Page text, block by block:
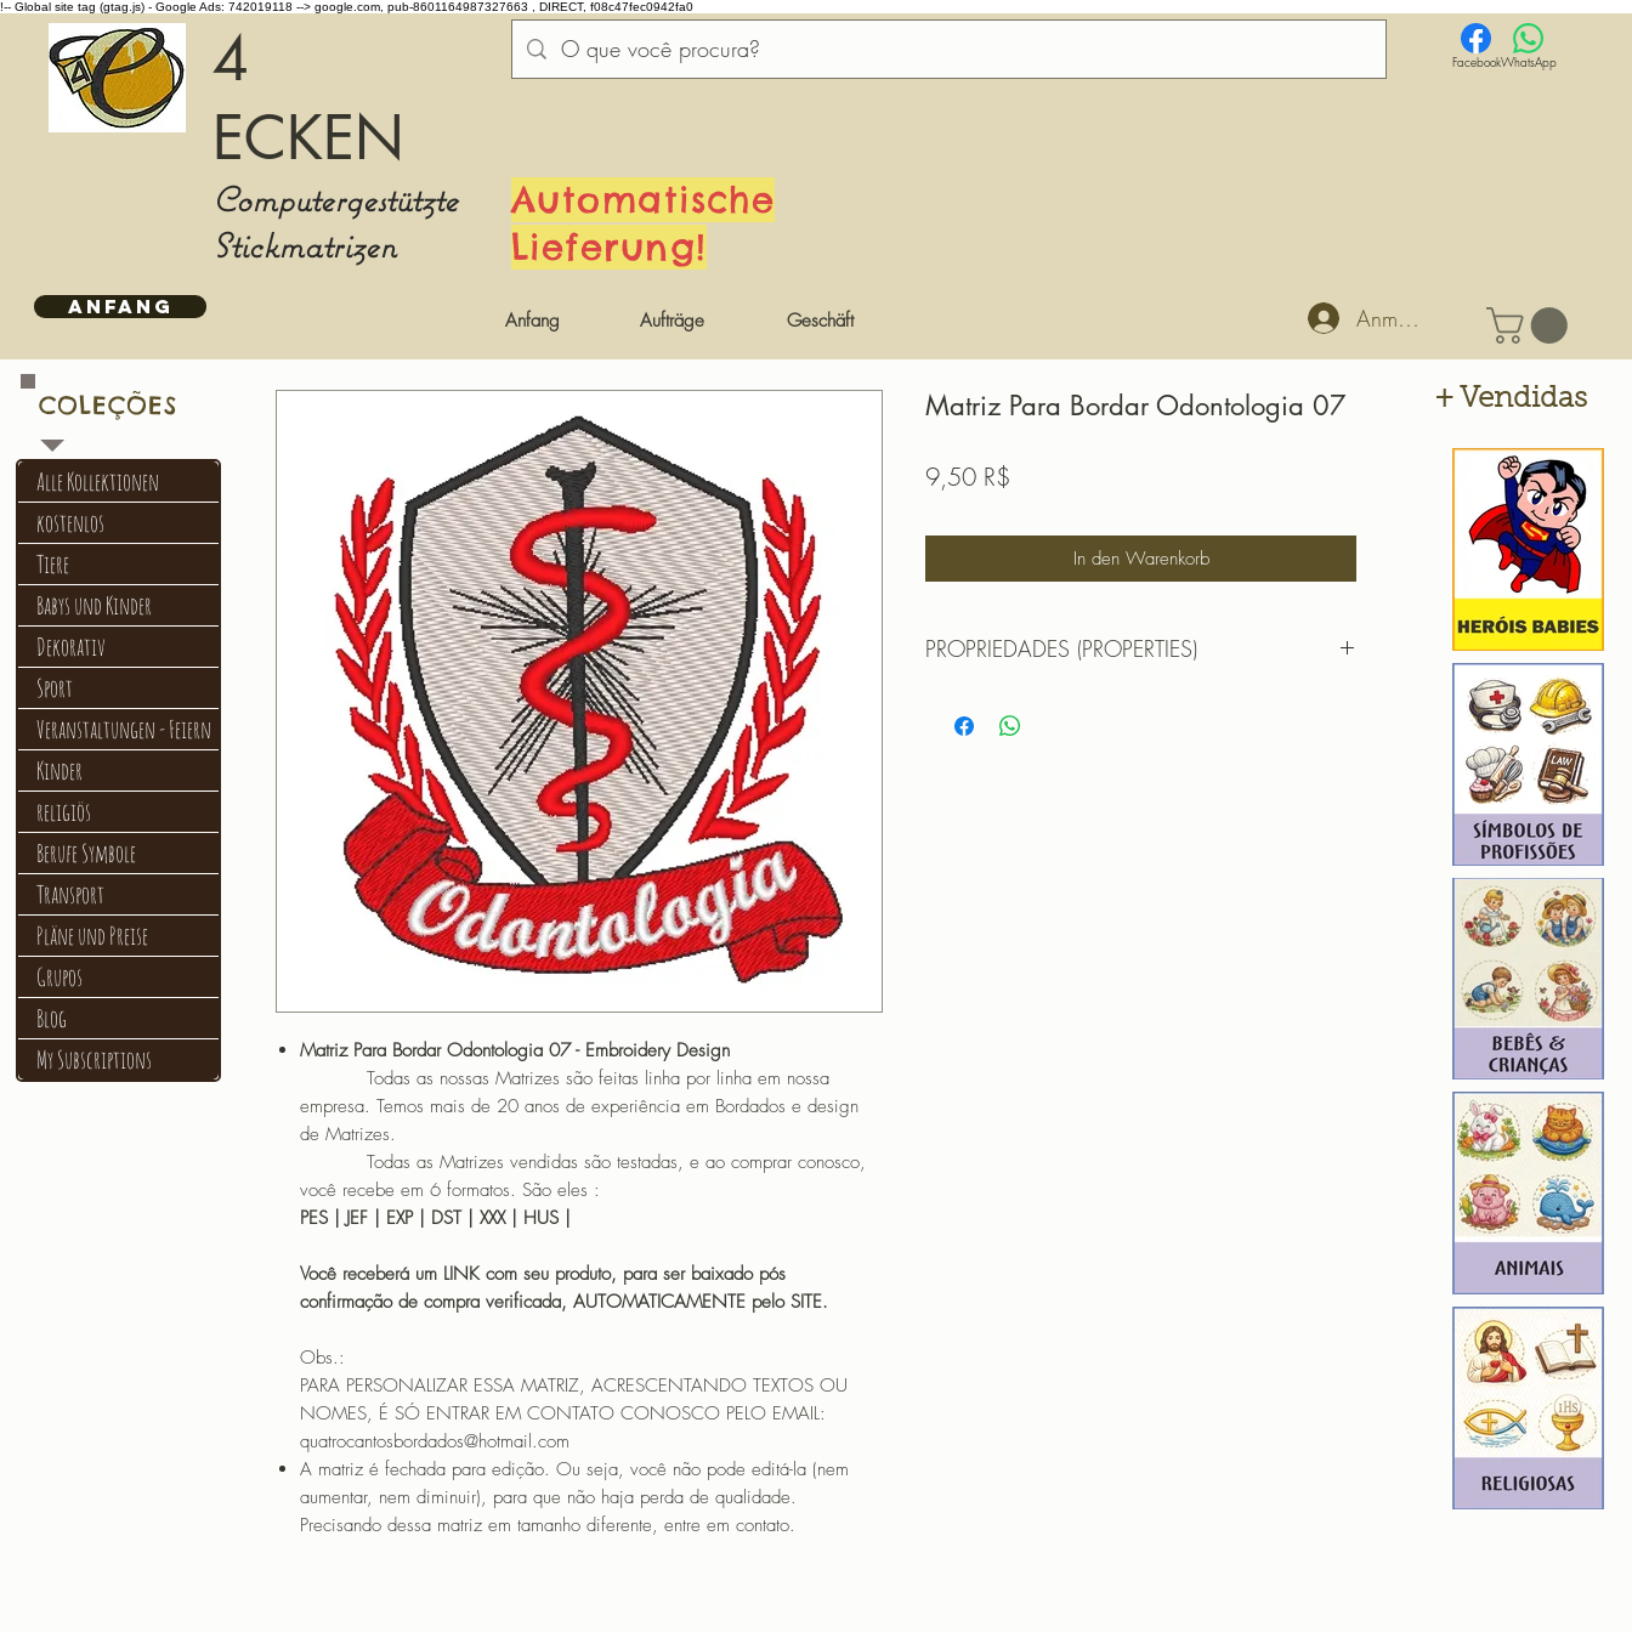
!-- Global site tag (gtag.js) - Google Ads: 742019118 --> google.com, pub-8601164987327663 , DIRECT, f08c47fec0942fa0
4
ECKEN
Computergestützte
Stickmatrizen
Automatische
Lieferung!
FacebookWhatsApp
ANFANG
Anfang Aufträge Geschäft Anmelden
Matriz Para Bordar Odontologia 07 - Embroidery Design
Todas as nossas Matrizes são feitas linha por linha em nossa
empresa. Temos mais de 20 anos de experiência em Bordados e design
de Matrizes.
Todas as Matrizes vendidas são testadas, e ao comprar conosco,
você recebe em 6 formatos. São eles :
PES | JEF | EXP | DST | XXX | HUS |
Você receberá um LINK com seu produto, para ser baixado pós
confirmação de compra verificada, AUTOMATICAMENTE pelo SITE.
Obs.:
PARA PERSONALIZAR ESSA MATRIZ, ACRESCENTANDO TEXTOS OU
NOMES, É SÓ ENTRAR EM CONTATO CONOSCO PELO EMAIL:
quatrocantosbordados@hotmail.com
A matriz é fechada para edição. Ou seja, você não pode editá-la (nem
aumentar, nem diminuir), para que não haja perda de qualidade.
Precisando dessa matriz em tamanho diferente, entre em contato.
Matriz Para Bordar Odontologia 07
9,50 R$
In den Warenkorb
PROPRIEDADES (PROPERTIES)
TAMANHO (SIZE) : 8,74cm X 9,78cm
Alle Kollektionen
kostenlos
Tiere
Babys und Kinder
Dekorativ
Sport
Veranstaltungen - Feiern
Kinder
religiös
Berufe Symbole
Transport
Pläne und Preise
Grupos
Blog
My Subscriptions
COLEÇÕES + Vendidas